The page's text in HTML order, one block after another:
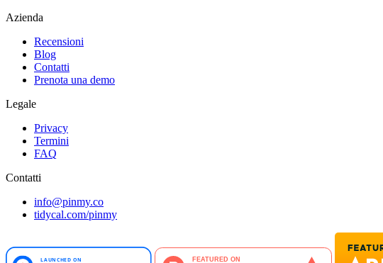
Azienda
Recensioni
Blog
Contatti
Prenota una demo
Legale
Privacy
Termini
FAQ
Contatti
info@pinmy.co
tidycal.com/pinmy